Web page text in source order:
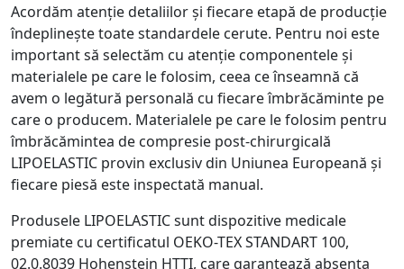
Acordăm atenție detaliilor și fiecare etapă de producție
îndeplinește toate standardele cerute. Pentru noi este
important să selectăm cu atenție componentele și
materialele pe care le folosim, ceea ce înseamnă că
avem o legătură personală cu fiecare îmbrăcăminte pe
care o producem. Materialele pe care le folosim pentru
îmbrăcămintea de compresie post-chirurgicală
LIPOELASTIC provin exclusiv din Uniunea Europeană și
fiecare piesă este inspectată manual.
Produsele LIPOELASTIC sunt dispozitive medicale
premiate cu certificatul OEKO-TEX STANDART 100,
02.0.8039 Hohenstein HTTI, care garantează absența